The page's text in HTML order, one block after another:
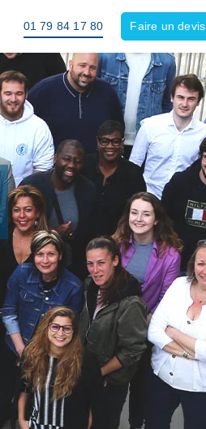
01 79 84 17 80 Faire un devis